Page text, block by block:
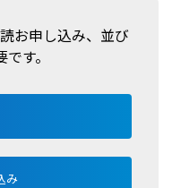
お申し込み、並び
す。
み